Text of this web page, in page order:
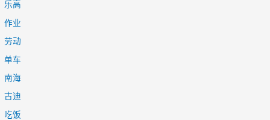
乐高
作业
劳动
单车
南海
古迪
吃饭